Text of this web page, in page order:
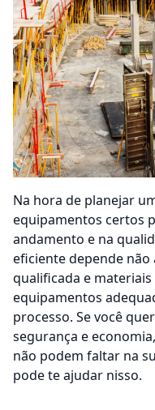
Na hora de planejar
equipamentos certos
andamento e na
eficiente depende não
qualificada e
equipamentos
processo. Se você
segurança e
não podem faltar na
pode te ajudar nisso.